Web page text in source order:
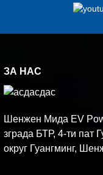
ЗА НАС
Шенжен Мида EV
зграда БТР, 4-ти пат
округ Гуангминг,